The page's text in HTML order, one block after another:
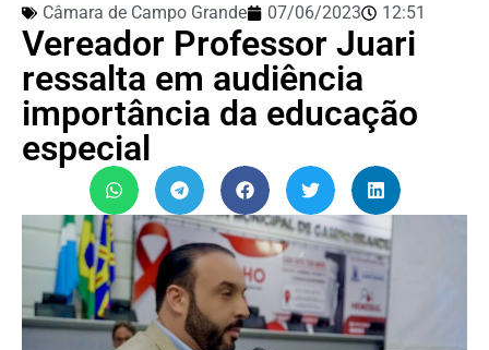
Câmara de Campo Grande 07/06/2023 12:51
Vereador Professor Juari
ressalta em audiência
importância da educação
especial